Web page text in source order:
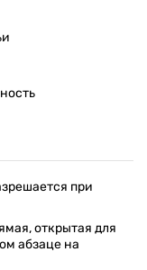
при
открытая для
абзаце на